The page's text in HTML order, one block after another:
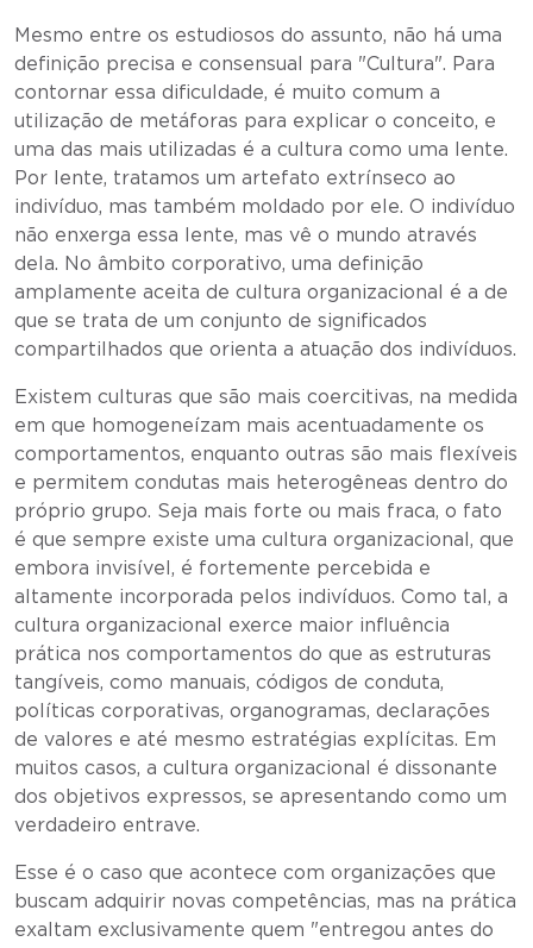
Mesmo entre os estudiosos do assunto, não há uma
definição precisa e consensual para "Cultura". Para
contornar essa dificuldade, é muito comum a
utilização de metáforas para explicar o conceito, e
uma das mais utilizadas é a cultura como uma lente.
Por lente, tratamos um artefato extrínseco ao
indivíduo, mas também moldado por ele. O indivíduo
não enxerga essa lente, mas vê o mundo através
dela. No âmbito corporativo, uma definição
amplamente aceita de cultura organizacional é a de
que se trata de um conjunto de significados
compartilhados que orienta a atuação dos indivíduos.
Existem culturas que são mais coercitivas, na medida
em que homogeneízam mais acentuadamente os
comportamentos, enquanto outras são mais flexíveis
e permitem condutas mais heterogêneas dentro do
próprio grupo. Seja mais forte ou mais fraca, o fato
é que sempre existe uma cultura organizacional, que
embora invisível, é fortemente percebida e
altamente incorporada pelos indivíduos. Como tal, a
cultura organizacional exerce maior influência
prática nos comportamentos do que as estruturas
tangíveis, como manuais, códigos de conduta,
políticas corporativas, organogramas, declarações
de valores e até mesmo estratégias explícitas. Em
muitos casos, a cultura organizacional é dissonante
dos objetivos expressos, se apresentando como um
verdadeiro entrave.
Esse é o caso que acontece com organizações que
buscam adquirir novas competências, mas na prática
exaltam exclusivamente quem "entregou antes do